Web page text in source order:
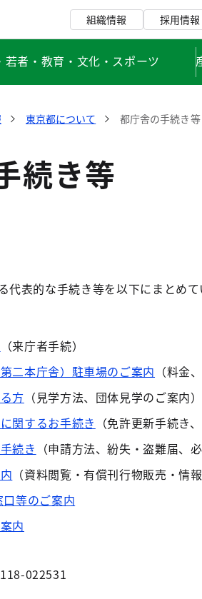
組織情報 採用情報
若者・教育・文化・スポーツ
東京都について 都庁舎の手続き等
続き等
代表的な手続き等を以下にまとめ
（来庁者手続）
二本庁舎）駐車場のご案内 （料金
方 （見学方法、団体見学のご案内）
関するお手続き （免許更新手続き
続き （申請方法、紛失・盗難届、
（資料閲覧・有償刊行物販売・情
等のご案内
内
022531